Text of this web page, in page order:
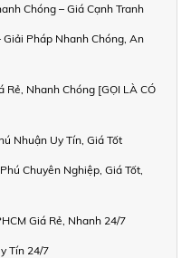
Chóng – Giá Cạnh Tranh
Giải Pháp Nhanh Chóng, An
Rẻ, Nhanh Chóng [GỌI LÀ CÓ
Nhuận Uy Tín, Giá Tốt
Chuyên Nghiệp, Giá Tốt,
Giá Rẻ, Nhanh 24/7
Tín 24/7